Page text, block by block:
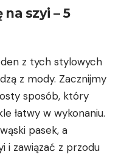
szyi – 5
z tych stylowych
z mody. Zacznijmy
sposób, który​
łatwy‌ w wykonaniu.
pasek, a
i ‌zawiązać z przodu